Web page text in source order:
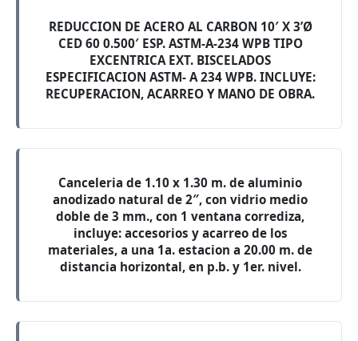
REDUCCION DE ACERO AL CARBON 10′ X 3’Ø
CED 60 0.500′ ESP. ASTM-A-234 WPB TIPO
EXCENTRICA EXT. BISCELADOS
ESPECIFICACION ASTM- A 234 WPB. INCLUYE:
RECUPERACION, ACARREO Y MANO DE OBRA.
Canceleria de 1.10 x 1.30 m. de aluminio
anodizado natural de 2″, con vidrio medio
doble de 3 mm., con 1 ventana corrediza,
incluye: accesorios y acarreo de los
materiales, a una 1a. estacion a 20.00 m. de
distancia horizontal, en p.b. y 1er. nivel.